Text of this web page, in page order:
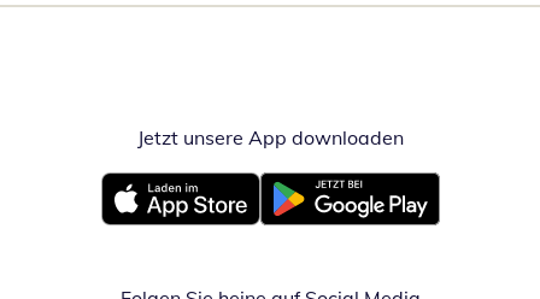
Jetzt unsere App downloadenÖffnet in
Öffnet in neuem FensterÖffnet in neuem Fenster